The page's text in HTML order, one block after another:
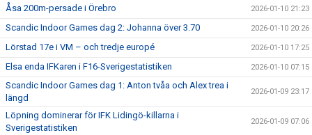
Åsa 200m-persade i Örebro 2026-01-10 21:23
Scandic Indoor Games dag 2: Johanna över 3.70 2026-01-10 20:26
Lörstad 17e i VM – och tredje europé 2026-01-10 17:25
Elsa enda IFKaren i F16-Sverigestatistiken 2026-01-10 07:15
Scandic Indoor Games dag 1: Anton tvåa och Alex trea i
längd
2026-01-09 23:17
Löpning dominerar för IFK Lidingö-killarna i
Sverigestatistiken
2026-01-09 07:06